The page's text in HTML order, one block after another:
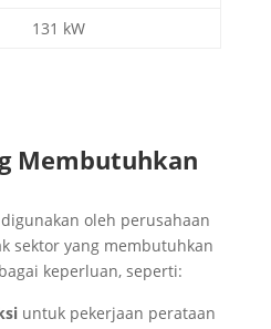
131 kW
Membutuhkan
oleh perusahaan
sektor yang membutuhkan
keperluan, seperti:
untuk pekerjaan perataan